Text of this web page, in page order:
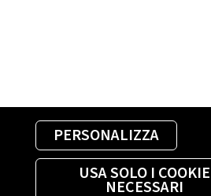
PERSONALIZZA
USA SOLO I COOKIE
NECESSARI